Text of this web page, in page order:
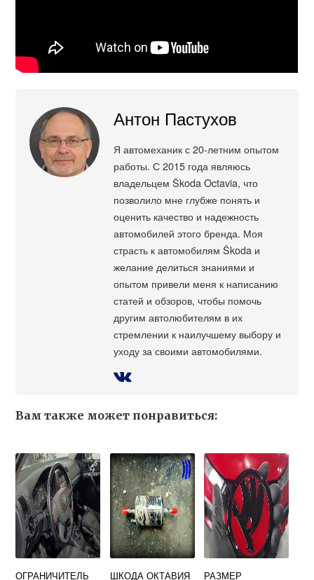
Антон Пастухов
Я автомеханик с 20-летним опытом
работы. С 2015 года являюсь
владельцем Škoda Octavia, что
позволило мне глубже понять и
оценить качество и надежность
автомобилей этого бренда. Моя
страсть к автомобилям Škoda и
желание делиться знаниями и
опытом привели меня к написанию
статей и обзоров, чтобы помочь
другим автолюбителям в их
стремлении к наилучшему выбору и
уходу за своими автомобилями.
Вам также может понравиться:
ОГРАНИЧИТЕЛЬ ШКОДА ОКТАВИЯ РАЗМЕР